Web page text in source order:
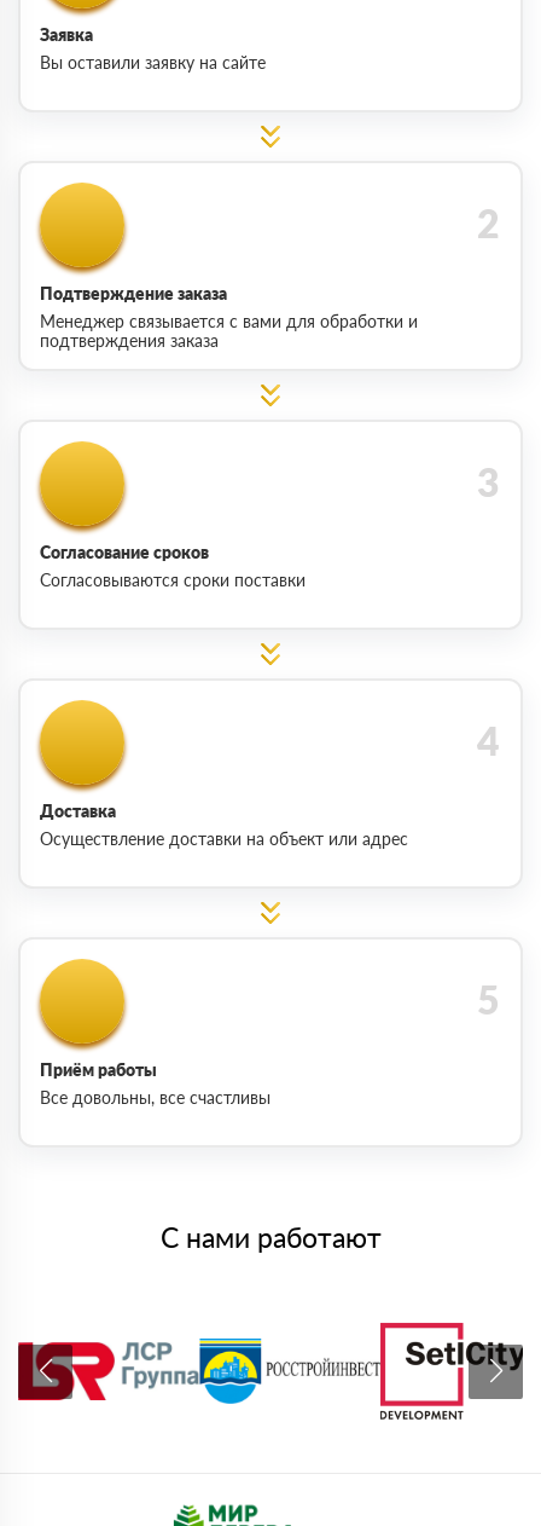
Заявка
Вы оставили заявку на сайте
Подтверждение заказа
Менеджер связывается с вами для обработки и
подтверждения заказа
Согласование сроков
Согласовываются сроки поставки
Доставка
Осуществление доставки на объект или адрес
Приём работы
Все довольны, все счастливы
С нами работают